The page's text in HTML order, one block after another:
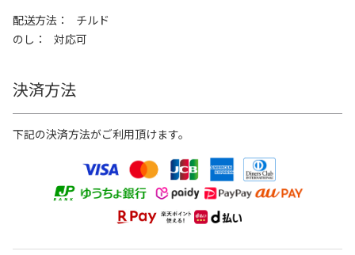
配送方法
チルド
のし
対応可
決済方法
下記の決済方法がご利用頂けます。